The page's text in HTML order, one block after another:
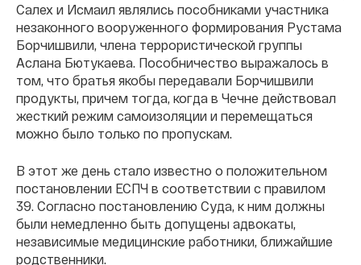
Салех и Исмаил являлись пособниками участника
незаконного вооруженного формирования Рустама
Борчишвили, члена террористической группы
Аслана Бютукаева. Пособничество выражалось в
том, что братья якобы передавали Борчишвили
продукты, причем тогда, когда в Чечне действовал
жесткий режим самоизоляции и перемещаться
можно было только по пропускам.
В этот же день стало известно о положительном
постановлении ЕСПЧ в соответствии с правилом
39. Согласно постановлению Суда, к ним должны
были немедленно быть допущены адвокаты,
независимые медицинские работники, ближайшие
родственники.